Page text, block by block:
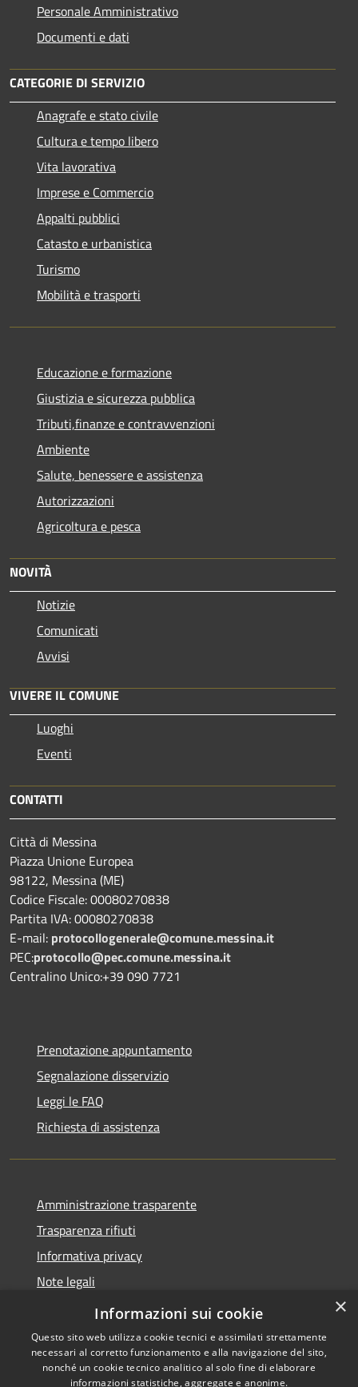
Personale Amministrativo
Documenti e dati
CATEGORIE DI SERVIZIO
Anagrafe e stato civile
Cultura e tempo libero
Vita lavorativa
Imprese e Commercio
Appalti pubblici
Catasto e urbanistica
Turismo
Mobilità e trasporti
Educazione e formazione
Giustizia e sicurezza pubblica
Tributi,finanze e contravvenzioni
Ambiente
Salute, benessere e assistenza
Autorizzazioni
Agricoltura e pesca
NOVITÀ
Notizie
Comunicati
Avvisi
VIVERE IL COMUNE
Luoghi
Eventi
CONTATTI
Città di Messina
Piazza Unione Europea
98122, Messina (ME)
Codice Fiscale: 00080270838
Partita IVA: 00080270838
E-mail: protocollogenerale@comune.messina.it
PEC:protocollo@pec.comune.messina.it
Centralino Unico:+39 090 7721
Prenotazione appuntamento
Segnalazione disservizio
Leggi le FAQ
Richiesta di assistenza
Amministrazione trasparente
Trasparenza rifiuti
Informativa privacy
Note legali
Dichiarazione di accessibilità
×
Informazioni sui cookie
Questo sito web utilizza cookie tecnici e assimilati strettamente
necessari al corretto funzionamento e alla navigazione del sito,
nonché un cookie tecnico analitico al solo fine di elaborare
informazioni statistiche, aggregate e anonime.